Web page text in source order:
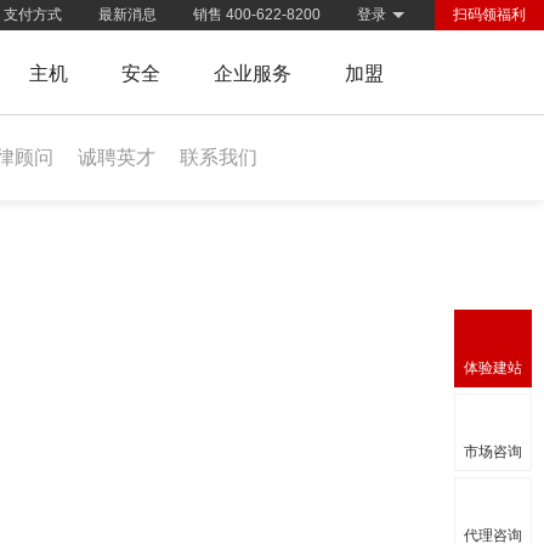
扫码领福利
登录
销售 400-622-8200
最新消息
支付方式
主机 安全 企业服务 加盟
顾问 诚聘英才 联系我们
体验建站
市场咨询
代理咨询